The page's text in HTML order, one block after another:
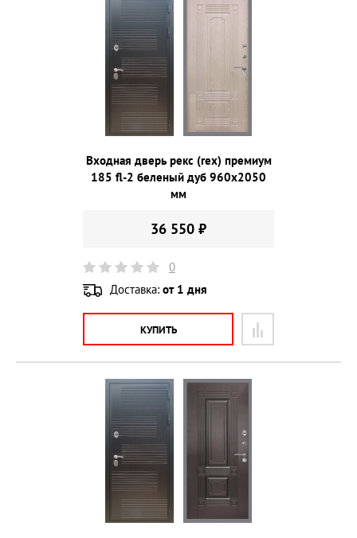
Входная дверь рекс (rex) премиум
185 fl-2 беленый дуб 960х2050
мм
36 550 ₽
0
Доставка: от 1 дня
КУПИТЬ